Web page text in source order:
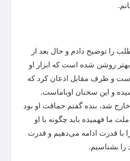
را توضیح دادم و حال بعد از
بهتر روشن شده است که ابزار او
است و طرف مقابل اذعان کرد که
و این سخنان اوباماست.
شد، بنده گفتم حماقت او بود
ما فهمیده باید چگونه با او
با قدرت ادامه می‌دهیم و قدرت
بشناسیم.